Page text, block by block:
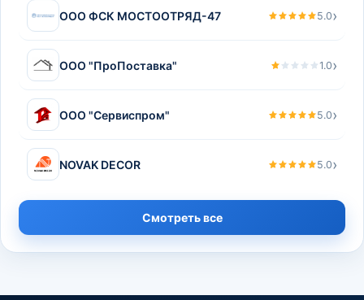
ООО ФСК МОСТООТРЯД-47 5.0›
ООО "ПроПоставка" 1.0›
ООО "Сервиспром" 5.0›
NOVAK DECOR 5.0›
Смотреть все